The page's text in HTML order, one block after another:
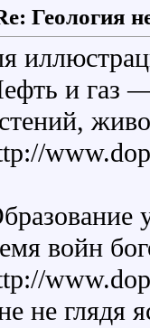
Геология
и газ
войн
не глядя